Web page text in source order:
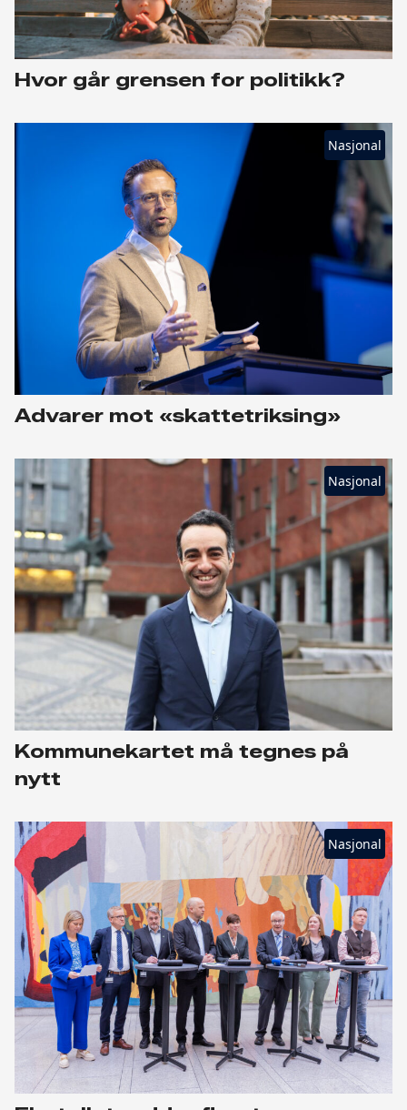
Hvor går grensen for politikk?
Nasjonal
Advarer mot «skattetriksing»
Nasjonal
Kommunekartet må tegnes på
nytt
Nasjonal